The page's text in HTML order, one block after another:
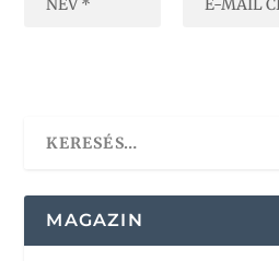
MAGAZIN